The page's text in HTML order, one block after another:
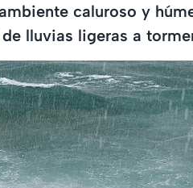
caluroso y
lluvias ligeras a